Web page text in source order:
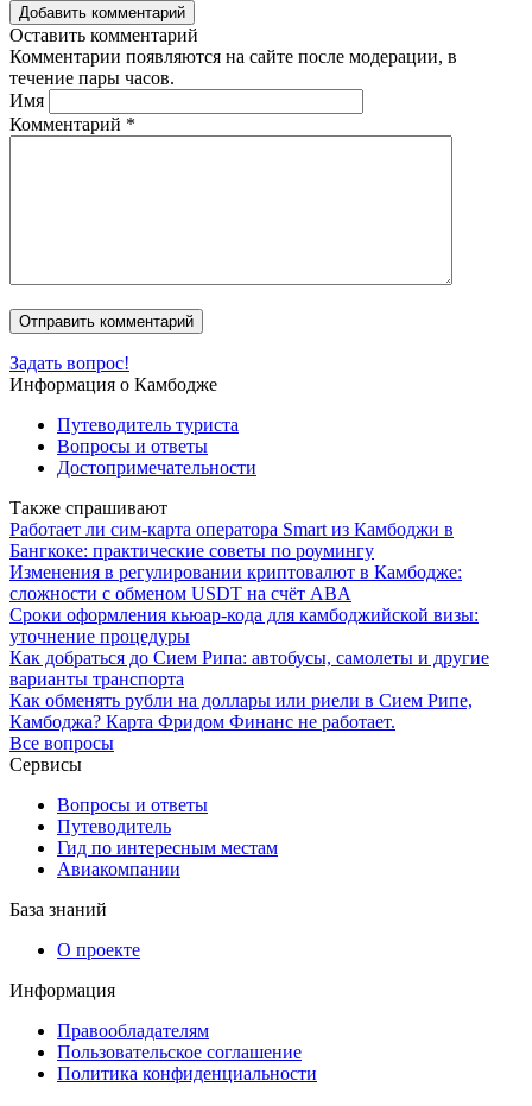
Добавить комментарий
Оставить комментарий
Комментарии появляются на сайте после модерации, в
течение пары часов.
Имя
Комментарий *
Задать вопрос!
Информация о Камбодже
Путеводитель туриста
Вопросы и ответы
Достопримечательности
Также спрашивают
Работает ли сим-карта оператора Smart из Камбоджи в
Бангкоке: практические советы по роумингу
Изменения в регулировании криптовалют в Камбодже:
сложности с обменом USDT на счёт ABA
Сроки оформления кьюар-кода для камбоджийской визы:
уточнение процедуры
Как добраться до Сием Рипа: автобусы, самолеты и другие
варианты транспорта
Как обменять рубли на доллары или риели в Сием Рипе,
Камбоджа? Карта Фридом Финанс не работает.
Все вопросы
Сервисы
Вопросы и ответы
Путеводитель
Гид по интересным местам
Авиакомпании
База знаний
О проекте
Информация
Правообладателям
Пользовательское соглашение
Политика конфиденциальности